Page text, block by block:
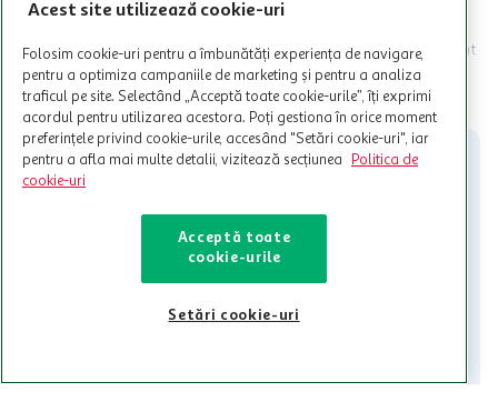
Programul MyCLUB Auchan se adreseaza persoanelor fizice care
Termenele și Condițiile Programului. Ofertele MyCLUB Auchan sunt
valabile in limita stocurilor disponibile. Beneficiile se acorda in
limita a 12 unitati / card client o singura data in perioada promotiei.
Cardul poate fi utilizat doar in legatura cu magazinele Auchan
participante și pentru acțiuni promotionale indicate de Auchan si
nu poate fi utilizat in legatura cu alti comercianți sau pentru alte
activitati in afara celor mentionate in Termene si Conditii. Auchan
nu raspunde pentru imposibilitatea utilizarii Cardului in perioada in
intretineri sau reparatii tehnice la sistemul de utilizarea al Cardului.
CITESTE MAI MULT
Acest site utilizează cookie-uri
Folosim cookie-uri pentru a îmbunătăți experiența de navigare,
pentru a optimiza campaniile de marketing și pentru a analiza
traficul pe site. Selectând „Acceptă toate cookie-urile”, îți exprimi
acordul pentru utilizarea acestora. Poți gestiona în orice moment
preferințele privind cookie-urile, accesând "Setări cookie-uri", iar
pentru a afla mai multe detalii, vizitează secțiunea
Politica de
cookie-uri
Acceptă toate
cookie-urile
Setări cookie-uri